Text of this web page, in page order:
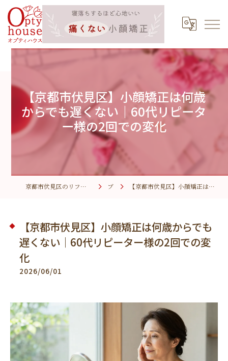
【京都市伏見区】小顔矯正は何歳
からでも遅くない｜60代リピータ
ー様の2回での変化
京都市伏見区のリフトアップなら小顔矯正サロン オプティハウス ブログ 【京都市伏見区】小顔矯正は何歳からでも遅くない｜60代リピーター様の2回での変化
【京都市伏見区】小顔矯正は何歳からでも
遅くない｜60代リピーター様の2回での変
化
2026/06/01